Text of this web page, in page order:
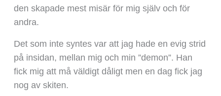
den skapade mest misär för mig själv och för
andra.
Det som inte syntes var att jag hade en evig strid
på insidan, mellan mig och min ”demon”. Han
fick mig att må väldigt dåligt men en dag fick jag
nog av skiten.